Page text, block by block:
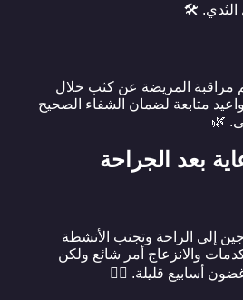
الثدي. 🛠️
مراقبة المريضة عن كثب خلال
متابعة لضمان الشفاء الصحيح
🌿
بعد الجراحة
إلى الراحة وتجنب الأنشطة
والانزعاج أمر شائع ولكن
أسابيع قليلة. 💆‍♀️